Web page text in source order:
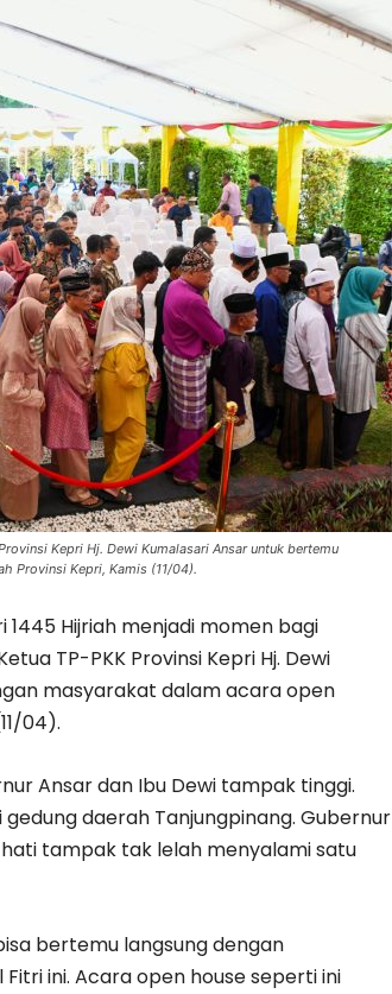
Kepri Hj. Dewi Kumalasari Ansar untuk bertemu
Provinsi Kepri, Kamis (11/04).
1445 Hijriah menjadi momen bagi
TP-PKK Provinsi Kepri Hj. Dewi
masyarakat dalam acara open
04).
Ansar dan Ibu Dewi tampak tinggi.
daerah Tanjungpinang. Gubernur
tampak tak lelah menyalami satu
bertemu langsung dengan
ini. Acara open house seperti ini